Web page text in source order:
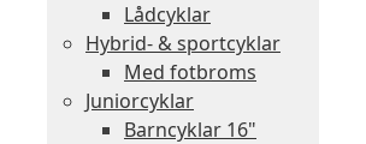
Lådcyklar
Hybrid- & sportcyklar
Med fotbroms
Juniorcyklar
Barncyklar 16"